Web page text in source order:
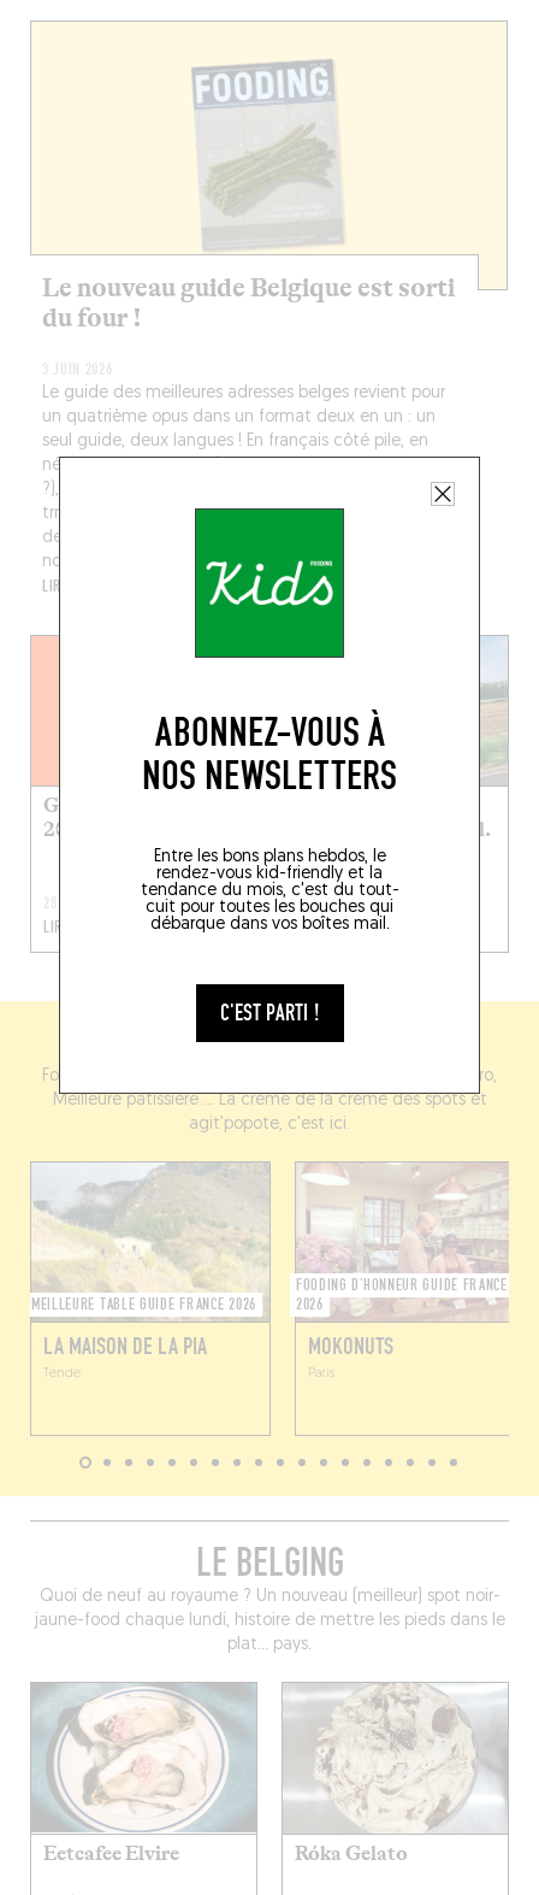
ABONNEZ-VOUS À
NOS NEWSLETTERS
Entre les bons plans hebdos, le
rendez-vous kid-friendly et la
tendance du mois, c'est du tout-
cuit pour toutes les bouches qui
débarque dans vos boîtes mail.
C'EST PARTI !
Le nouveau guide Belgique est sorti
du four !
3 JUIN 2026
Le guide des meilleures adresses belges revient pour
un quatrième opus dans un format deux en un : un
seul guide, deux langues ! En français côté pile, en
néerlandais côté face (à moins que ce ne soit l’inverse
?), avec deux couvertures distinctes illustrées par le
trrrès talentueux peintre flamand Dittmar Viane autour
de la fameuse botte d’asperges du Royaume ! Dans ce
nouvel opu...
LIRE LA SUITE
Guide Fooding France
2026
28 OCT. 2025
LIRE LA SUITE
des bars PMU® » (vol.
2)
21 OCT. 2025
LIRE LA SUITE
PALMARÈS GUIDE FRANCE 2026
Fooding d'amour, Meilleur café de quartier, Meilleure bistro,
Meilleure pâtissière ... La crème de la crème des spots et
agit’popote, c’est ici.
MEILLEURE TABLE GUIDE FRANCE 2026
LA MAISON DE LA PIA
Tende
FOODING D'HONNEUR GUIDE FRANCE
2026
MOKONUTS
Paris
LE BELGING
Quoi de neuf au royaume ? Un nouveau (meilleur) spot noir-
jaune-food chaque lundi, histoire de mettre les pieds dans le
plat… pays.
Eetcafee Elvire Róka Gelato